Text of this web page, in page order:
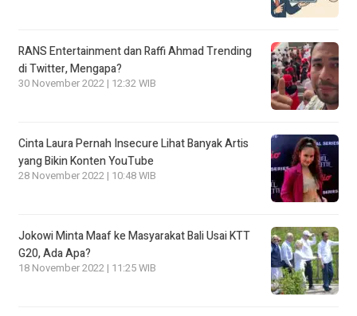
RANS Entertainment dan Raffi Ahmad Trending
di Twitter, Mengapa?
30 November 2022 | 12:32 WIB
Cinta Laura Pernah Insecure Lihat Banyak Artis
yang Bikin Konten YouTube
28 November 2022 | 10:48 WIB
Jokowi Minta Maaf ke Masyarakat Bali Usai KTT
G20, Ada Apa?
18 November 2022 | 11:25 WIB